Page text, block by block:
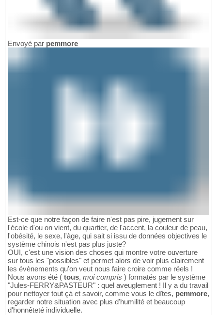
Envoyé par pemmore
Est-ce que notre façon de faire n'est pas pire, jugement sur
l'école d'ou on vient, du quartier, de l'accent, la couleur de peau,
l'obésité, le sexe, l'àge, qui sait si issu de données objectives le
système chinois n'est pas plus juste?
OUI, c'est une vision des choses qui montre votre ouverture
sur tous les "possibles" et permet alors de voir plus clairement
les évènements qu'on veut nous faire croire comme réels !
Nous avons été ( tous, moi compris ) formatés par le système
"Jules-FERRY&PASTEUR" : quel aveuglement ! Il y a du travail
pour nettoyer tout çà et savoir, comme vous le dîtes, pemmore,
regarder notre situation avec plus d'humilité et beaucoup
d'honnêteté individuelle.